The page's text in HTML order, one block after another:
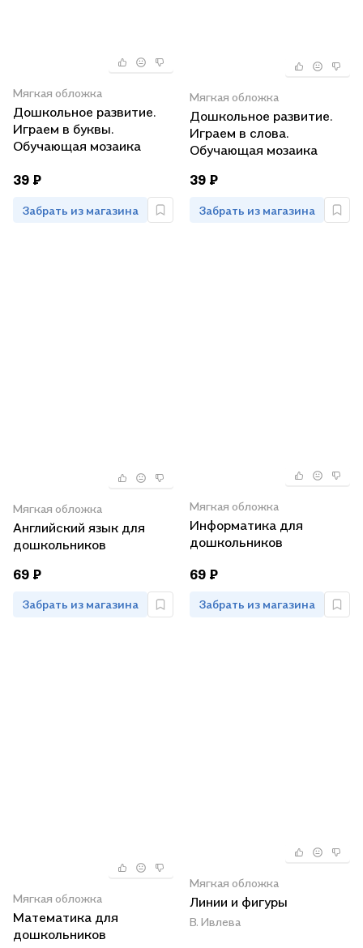
Мягкая обложка
Дошкольное развитие.
Играем в буквы.
Обучающая мозаика
39 ₽
Забрать из магазина
Мягкая обложка
Дошкольное развитие.
Играем в слова.
Обучающая мозаика
39 ₽
Забрать из магазина
Мягкая обложка
Английский язык для
дошкольников
69 ₽
Забрать из магазина
Мягкая обложка
Информатика для
дошкольников
69 ₽
Забрать из магазина
Мягкая обложка
Математика для
дошкольников
Мягкая обложка
Линии и фигуры
В. Ивлева